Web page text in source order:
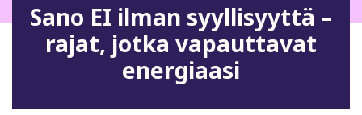
Sano EI ilman syyllisyyttä –
rajat, jotka vapauttavat
energiaasi